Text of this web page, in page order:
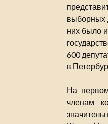
выборных
них было
600
в
На
членам